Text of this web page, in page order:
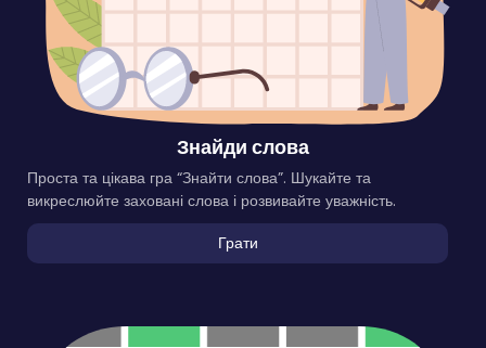
Знайди слова
Проста та цікава гра “Знайти слова”. Шукайте та
викреслюйте заховані слова і розвивайте уважність.
Грати